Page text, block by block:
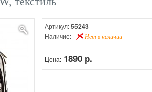
Артикул:55243
Наличие: Нет в наличии
Цена: 1890 р.